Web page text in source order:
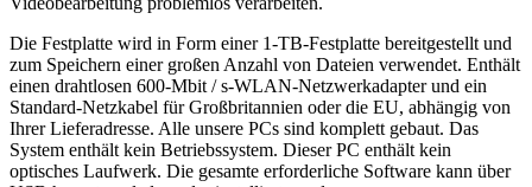
Die Festplatte wird in Form einer 1-TB-Festplatte bereitgestellt und
zum Speichern einer großen Anzahl von Dateien verwendet. Enthält
einen drahtlosen 600-Mbit / s-WLAN-Netzwerkadapter und ein
Standard-Netzkabel für Großbritannien oder die EU, abhängig von
Ihrer Lieferadresse. Alle unsere PCs sind komplett gebaut. Das
System enthält kein Betriebssystem. Dieser PC enthält kein
optisches Laufwerk. Die gesamte erforderliche Software kann über